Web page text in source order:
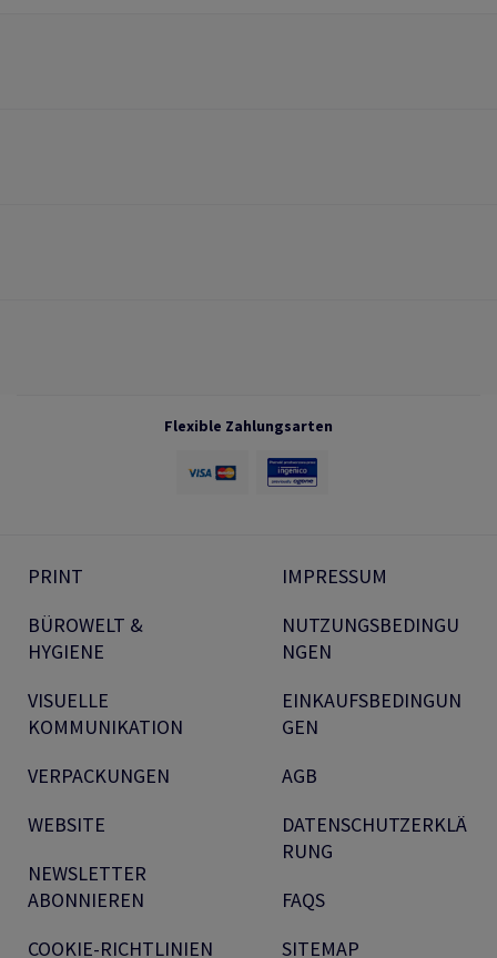
Flexible Zahlungsarten
PRINT
BÜROWELT &
HYGIENE
VISUELLE
KOMMUNIKATION
VERPACKUNGEN
WEBSITE
NEWSLETTER
ABONNIEREN
COOKIE-RICHTLINIEN
IMPRESSUM
NUTZUNGSBEDINGU
NGEN
EINKAUFSBEDINGUN
GEN
AGB
DATENSCHUTZERKLÄ
RUNG
FAQS
SITEMAP